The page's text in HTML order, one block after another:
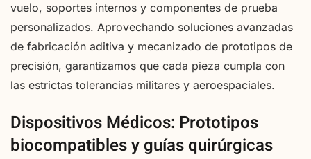
vuelo, soportes internos y componentes de prueba
personalizados. Aprovechando soluciones avanzadas
de fabricación aditiva y mecanizado de prototipos de
precisión, garantizamos que cada pieza cumpla con
las estrictas tolerancias militares y aeroespaciales.
Dispositivos Médicos: Prototipos
biocompatibles y guías quirúrgicas